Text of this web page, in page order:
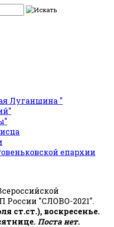
Луганщина "
епархии
России "СЛОВО-2021".
ст.ст.), воскресенье.
Поста нет.